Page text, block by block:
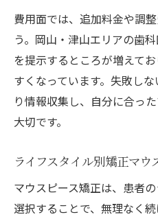
費用面では、追加料金や調
う。岡山・津山エリアの歯
を提示するところが増えて
すくなっています。失敗し
り情報収集し、自分に合っ
大切です。
ライフスタイル別矯正マウ
マウスピース矯正は、患者
選択することで、無理なく